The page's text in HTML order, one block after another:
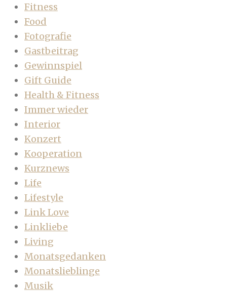
Fitness
Food
Fotografie
Gastbeitrag
Gewinnspiel
Gift Guide
Health & Fitness
Immer wieder
Interior
Konzert
Kooperation
Kurznews
Life
Lifestyle
Link Love
Linkliebe
Living
Monatsgedanken
Monatslieblinge
Musik